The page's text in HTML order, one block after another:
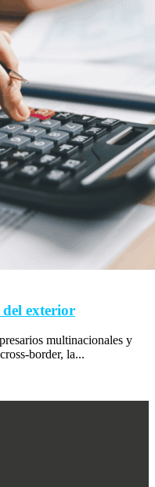
exterior
multinacionales y
border, la...